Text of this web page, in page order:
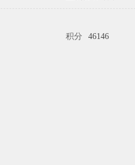
积分
46146